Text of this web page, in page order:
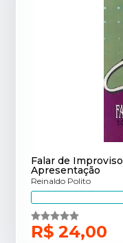
Falar de
Apresentação
Reinaldo Polito
R$ 24,00